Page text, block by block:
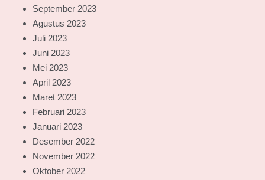
September 2023
Agustus 2023
Juli 2023
Juni 2023
Mei 2023
April 2023
Maret 2023
Februari 2023
Januari 2023
Desember 2022
November 2022
Oktober 2022